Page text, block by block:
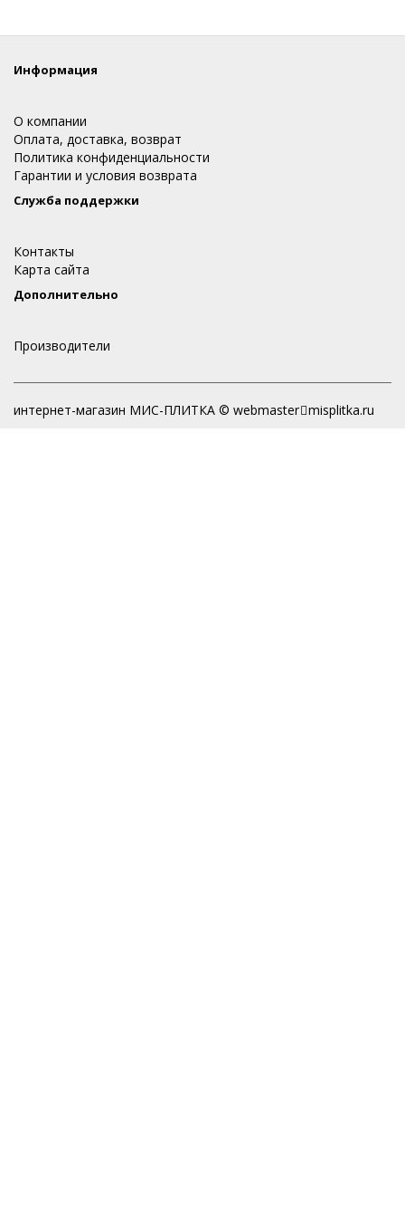
Информация
О компании
Оплата, доставка, возврат
Политика конфиденциальности
Гарантии и условия возврата
Служба поддержки
Контакты
Карта сайта
Дополнительно
Производители
интернет-магазин МИС-ПЛИТКА © webmaster misplitka.ru